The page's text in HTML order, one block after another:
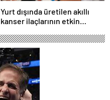
Yurt dışında üretilen akıllı
kanser ilaçlarının etkin
geliştirildi | Sağlık Haberleri